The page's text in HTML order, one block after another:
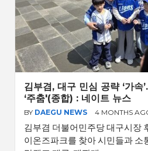
김부겸, 대구 민심 공략 ‘가
‘주춤'(종합) : 네이트 뉴스
BY DAEGU NEWS 4 MONTHS
김부겸 더불어민주당 대구시장
이온즈파크를 찾아 시민들과 소